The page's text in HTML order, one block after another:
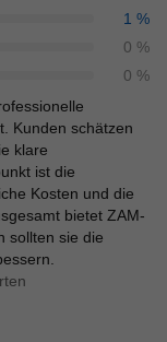
1 %
0 %
0 %
Kunden schätzen
klare
ist die
Kosten und die
bietet ZAM-
sollten sie die